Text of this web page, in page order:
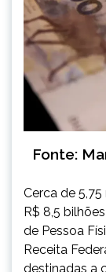
Fonte:
Cerca de
R$ 8,5
de Pessoa
Receita
destinadas a